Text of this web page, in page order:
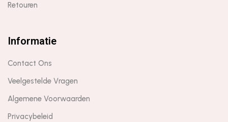
Retouren
Informatie
Contact Ons
Veelgestelde Vragen
Algemene Voorwaarden
Privacybeleid